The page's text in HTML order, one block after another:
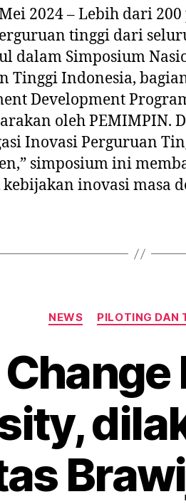
2024 – Lebih dari
tinggi dari
dalam Simposium
Tinggi Indonesia,
Development
oleh PEMIMPIN.
Inovasi Perguruan
simposium ini
inovasi masa
NEWS PILOTING DAN